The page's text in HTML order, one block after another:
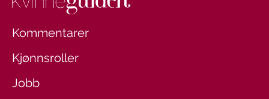
Kommentarer
Kjønnsroller
Jobb